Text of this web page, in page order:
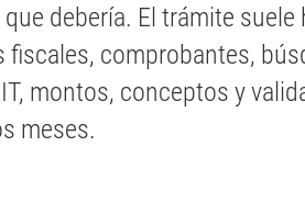
debería. El trámite suele
fiscales, comprobantes,
montos, conceptos y
meses.